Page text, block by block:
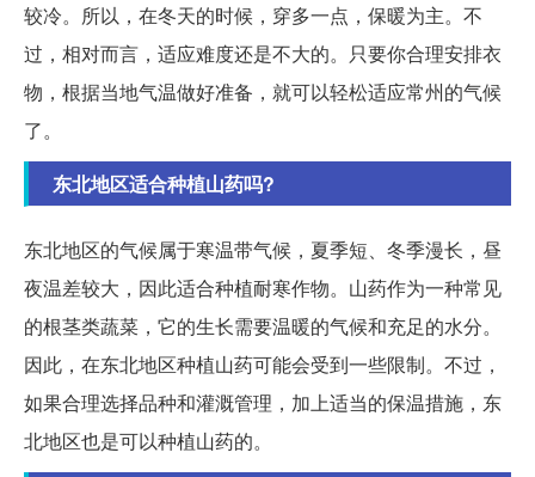
较冷。所以，在冬天的时候，穿多一点，保暖为主。不
过，相对而言，适应难度还是不大的。只要你合理安排衣
物，根据当地气温做好准备，就可以轻松适应常州的气候
了。
东北地区适合种植山药吗?
东北地区的气候属于寒温带气候，夏季短、冬季漫长，昼
夜温差较大，因此适合种植耐寒作物。山药作为一种常见
的根茎类蔬菜，它的生长需要温暖的气候和充足的水分。
因此，在东北地区种植山药可能会受到一些限制。不过，
如果合理选择品种和灌溉管理，加上适当的保温措施，东
北地区也是可以种植山药的。